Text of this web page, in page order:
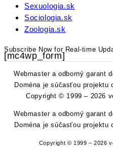
Sexuologia.sk
Sociologia.sk
Zoologia.sk
Subscribe Now for Real-time
[mc4wp_form]
Webmaster a odborný garant
Doména je súčasťou
Copyright © 1999 – 2026
Webmaster a odborný garant
Doména je súčasťou
Copyright © 1999 – 2026